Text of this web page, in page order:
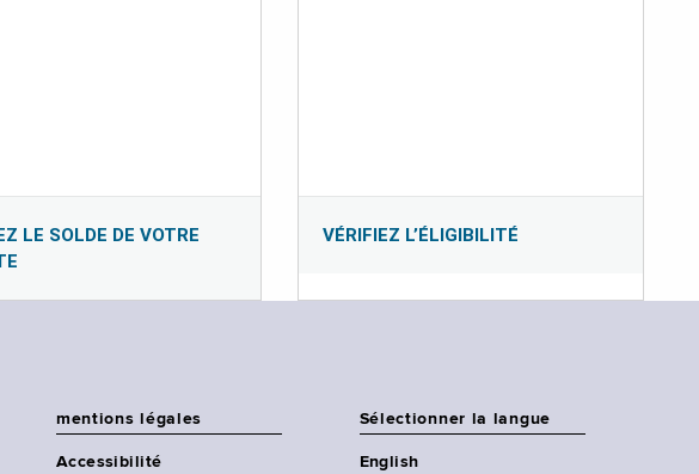
LE SOLDE DE VOTRE
VÉRIFIEZ L’ÉLIGIBILITÉ
mentions légales
Accessibilité
Sélectionner la langue
English